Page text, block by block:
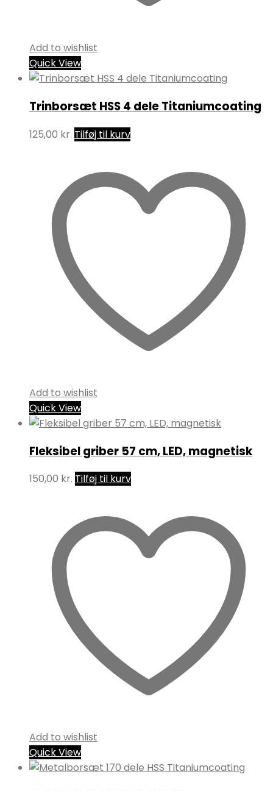
Add to wishlist
Quick View
Trinborsæt HSS 4 dele Titaniumcoating
125,00 kr. Tilføj til kurv
Add to wishlist
Quick View
Fleksibel griber 57 cm, LED, magnetisk
150,00 kr. Tilføj til kurv
Add to wishlist
Quick View